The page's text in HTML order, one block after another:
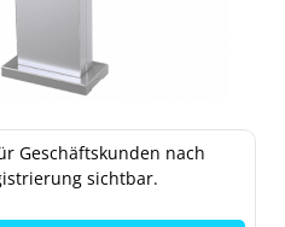
Geschäftskunden nach
sichtbar.